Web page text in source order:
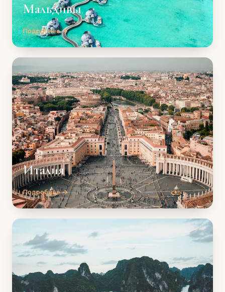
Мальдивы
Подробнее →
Италия
Подробнее →